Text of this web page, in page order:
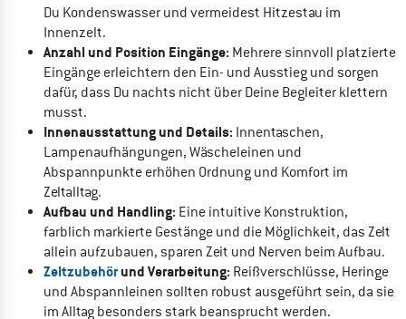
Du Kondenswasser und vermeidest Hitzestau im
Innenzelt.
Anzahl und Position Eingänge:Mehrere sinnvoll platzierte
Eingänge erleichtern den Ein- und Ausstieg und sorgen
dafür, dass Du nachts nicht über Deine Begleiter klettern
musst.
Innenausstattung und Details:Innentaschen,
Lampenaufhängungen, Wäscheleinen und
Abspannpunkte erhöhen Ordnung und Komfort im
Zeltalltag.
Aufbau und Handling:Eine intuitive Konstruktion,
farblich markierte Gestänge und die Möglichkeit, das Zelt
allein aufzubauen, sparen Zeit und Nerven beim Aufbau.
Zeltzubehörund Verarbeitung:Reißverschlüsse, Heringe
und Abspannleinen sollten robust ausgeführt sein, da sie
im Alltag besonders stark beansprucht werden.